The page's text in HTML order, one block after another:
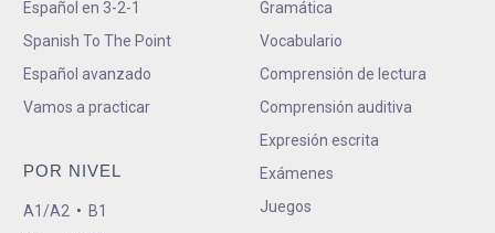
Español en 3-2-1
Spanish To The Point
Español avanzado
Vamos a practicar
POR NIVEL
A1/A2 • B1
Gramática
Vocabulario
Comprensión de lectura
Comprensión auditiva
Expresión escrita
Exámenes
Juegos